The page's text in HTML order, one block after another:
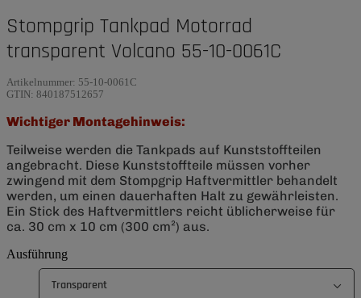
Stompgrip Tankpad Motorrad
transparent Volcano 55-10-0061C
Artikelnummer: 55-10-0061C
GTIN: 840187512657
Wichtiger Montagehinweis:
Teilweise werden die Tankpads auf Kunststoffteilen
angebracht. Diese Kunststoffteile müssen vorher
zwingend mit dem Stompgrip Haftvermittler behandelt
werden, um einen dauerhaften Halt zu gewährleisten.
Ein Stick des Haftvermittlers reicht üblicherweise für
ca. 30 cm x 10 cm (300 cm²) aus.
Ausführung
Transparent